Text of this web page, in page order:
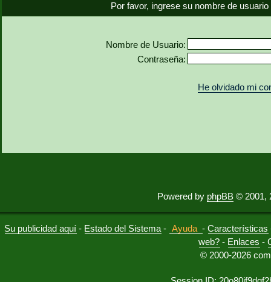
Por favor, ingrese su nombre de
Nombre de Usuario:
Contraseña:
He olvidado mi
Powered by phpBB © 2001,
Su publicidad aquí - Estado del Sistema - Ayuda -Características
web? - Enlaces -
© 2000-2026